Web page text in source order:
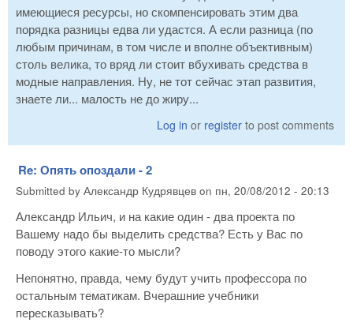
имеющиеся ресурсы, но скомпенсировать этим два
порядка разницы едва ли удастся. А если разница (по
любым причинам, в том числе и вполне объективным)
столь велика, то вряд ли стоит вбухивать средства в
модные направления. Ну, не тот сейчас этап развития,
знаете ли... малость не до жиру...
Log in or register to post comments
Re: Опять опоздали - 2
Submitted by Александр Кудрявцев on пн, 20/08/2012 - 20:13
Александр Ильич, и на какие один - два проекта по
Вашему надо бы выделить средства? Есть у Вас по
поводу этого какие-то мысли?
Непонятно, правда, чему будут учить профессора по
остальным тематикам. Вчерашние учебники
пересказывать?